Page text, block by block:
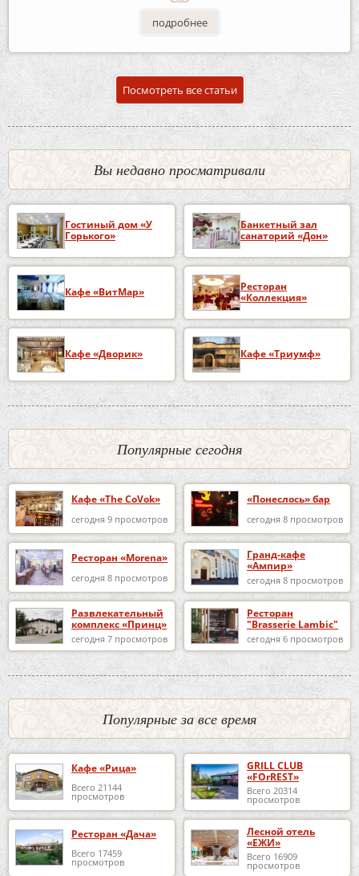
подробнее
Посмотреть все статьи
Вы недавно просматривали
Гостиный дом «У
Горького»
Банкетный зал
санаторий «Дон»
Кафе «ВитМар»
Ресторан
«Коллекция»
Кафе «Дворик» Кафе «Триумф»
Популярные сегодня
Кафе «The CoVok»
сегодня 9 просмотров
«Понеслось» бар
сегодня 8 просмотров
Ресторан «Morena»
сегодня 8 просмотров
Гранд-кафе
«Ампир»
сегодня 8 просмотров
Развлекательный
комплекс «Принц»
сегодня 7 просмотров
Ресторан
"Brasserie Lambic"
сегодня 6 просмотров
Популярные за все время
Кафе «Рица»
Всего 21144
просмотров
GRILL CLUB
«FOrREST»
Всего 20314
просмотров
Ресторан «Дача»
Всего 17459
просмотров
Лесной отель
«ЕЖИ»
Всего 16909
просмотров